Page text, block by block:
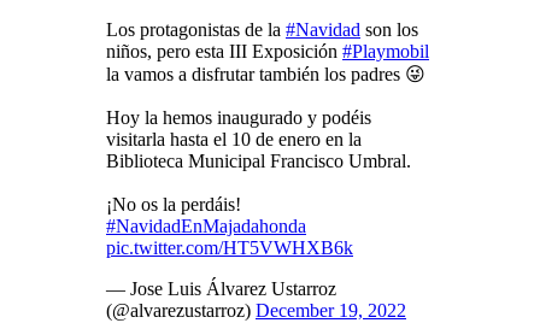
Los protagonistas de la #Navidad son los
niños, pero esta III Exposición #Playmobil
la vamos a disfrutar también los padres 😜
Hoy la hemos inaugurado y podéis
visitarla hasta el 10 de enero en la
Biblioteca Municipal Francisco Umbral.
¡No os la perdáis!
#NavidadEnMajadahonda
pic.twitter.com/HT5VWHXB6k
— Jose Luis Álvarez Ustarroz
(@alvarezustarroz) December 19, 2022